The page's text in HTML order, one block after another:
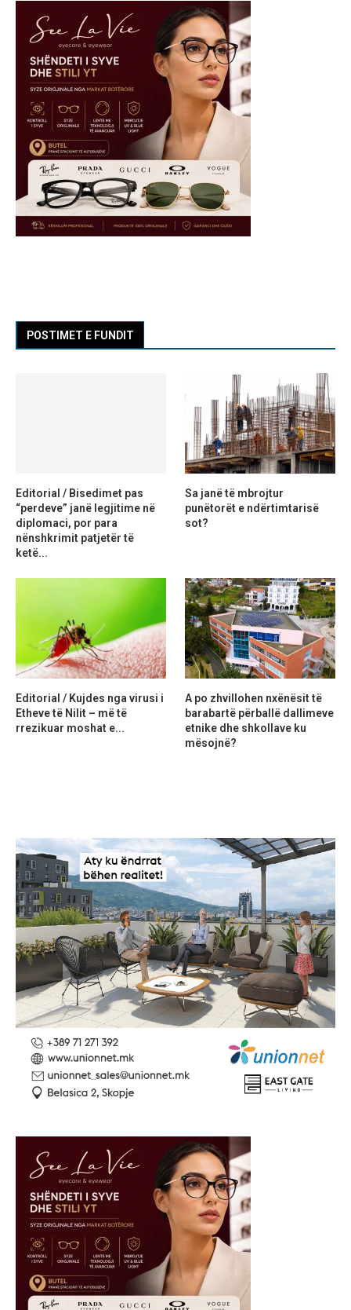
POSTIMET E FUNDIT
Editorial / Bisedimet pas
“perdeve” janë legjitime në
diplomaci, por para
nënshkrimit patjetër të
ketë...
Sa janë të mbrojtur
punëtorët e ndërtimtarisë
sot?
Editorial / Kujdes nga virusi i
Etheve të Nilit – më të
rrezikuar moshat e...
A po zhvillohen nxënësit të
barabartë përballë dallimeve
etnike dhe shkollave ku
mësojnë?